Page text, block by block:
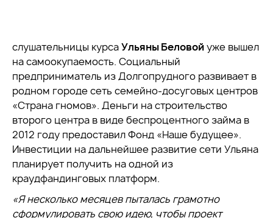
слушательницы курсаУльяны Беловойуже вышел
на самоокупаемость. Социальный
предприниматель из Долгопрудного развивает в
родном городе сеть семейно-досуговых центров
«Страна гномов». Деньги на строительство
второго центра в виде беспроцентного займа в
2012 году предоставил Фонд «Наше будущее».
Инвестиции на дальнейшее развитие сети Ульяна
планирует получить на одной из
краудфандинговых платформ.
«Я несколько месяцев пыталась грамотно
сформулировать свою идею, чтобы проект